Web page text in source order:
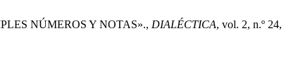
NÚMEROS Y NOTAS»., DIALÉCTICA, vol. 2, n.º 24,